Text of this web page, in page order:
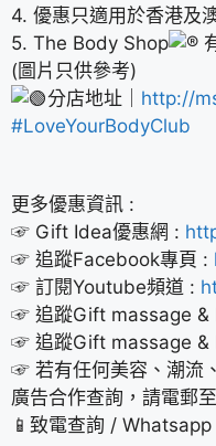
4. 優惠只適用於香港及
5. The Body Shop
(圖片只供參考)
分店地址｜ http://
#LoveYourBodyClub
更多優惠資訊 :
☞ Gift Idea優惠網 :
☞ 追蹤Facebook專頁 :
☞ 訂閱Youtube頻道 :
☞ 追蹤Gift massage &
☞ 追蹤Gift massage &
☞ 若有任何美容、潮流
廣告合作查詢，請電郵
📱致電查詢 /